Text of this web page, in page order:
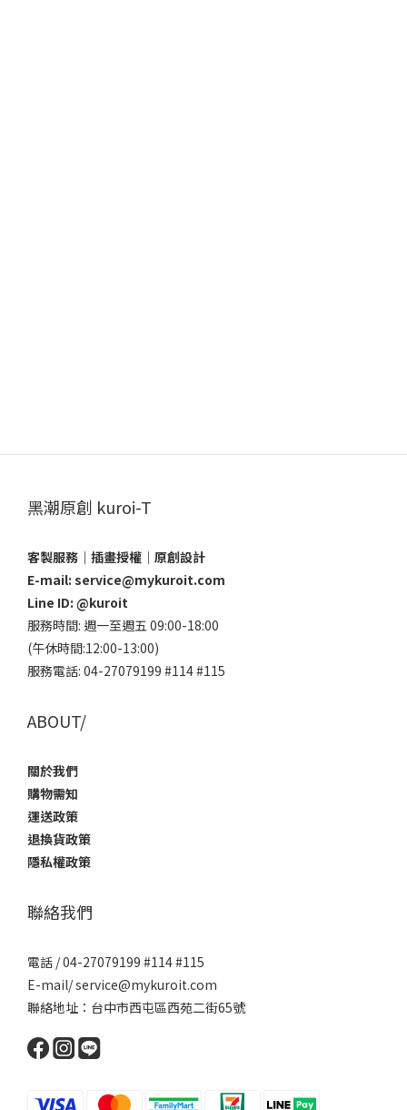
黑潮原創 kuroi-T
客製服務｜插畫授權｜原創設計
E-mail: service@mykuroit.com
Line ID: @kuroit
服務時間: 週一至週五 09:00-18:00
(午休時間:12:00-13:00)
服務電話: 04-27079199 #114 #115
ABOUT/
關於我們
購物需知
運送政策
退換貨政策
隱私權政策
聯絡我們
電話 / 04-27079199 #114 #115
E-mail/ service@mykuroit.com
聯絡地址：台中市西屯區西苑二街65號